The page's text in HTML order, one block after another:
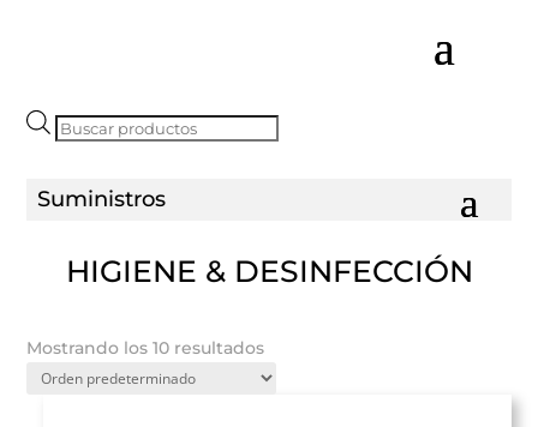
Búsqueda
HIGIENE & DESINFECCIÓN
Mostrando los 10 resultados